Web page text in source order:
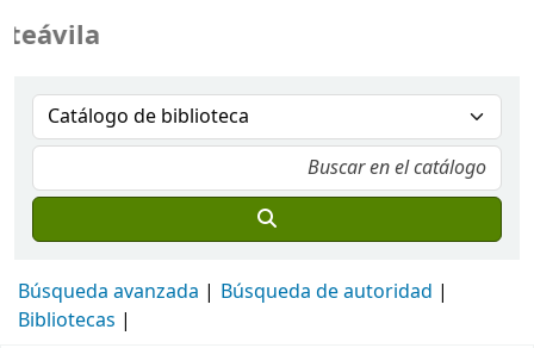
Búsqueda avanzada
Búsqueda de autoridad
Bibliotecas